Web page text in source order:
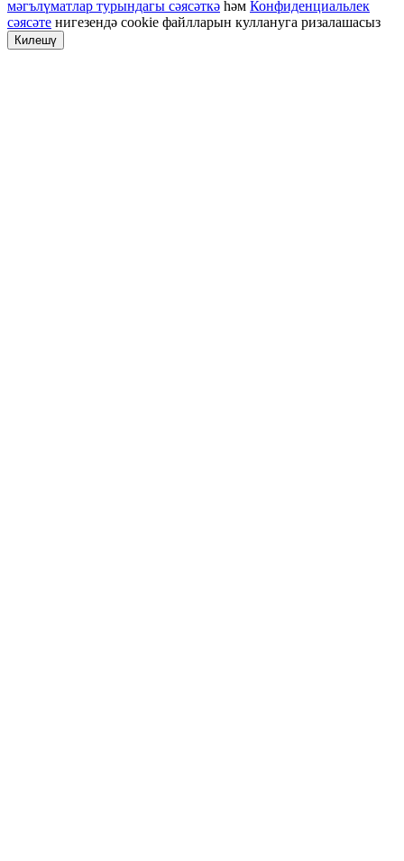
мәгълүматлар турындагы сәясәткә һәм Конфиденциальлек
сәясәте нигезендә cookie файлларын куллануга ризалашасыз
Килешү